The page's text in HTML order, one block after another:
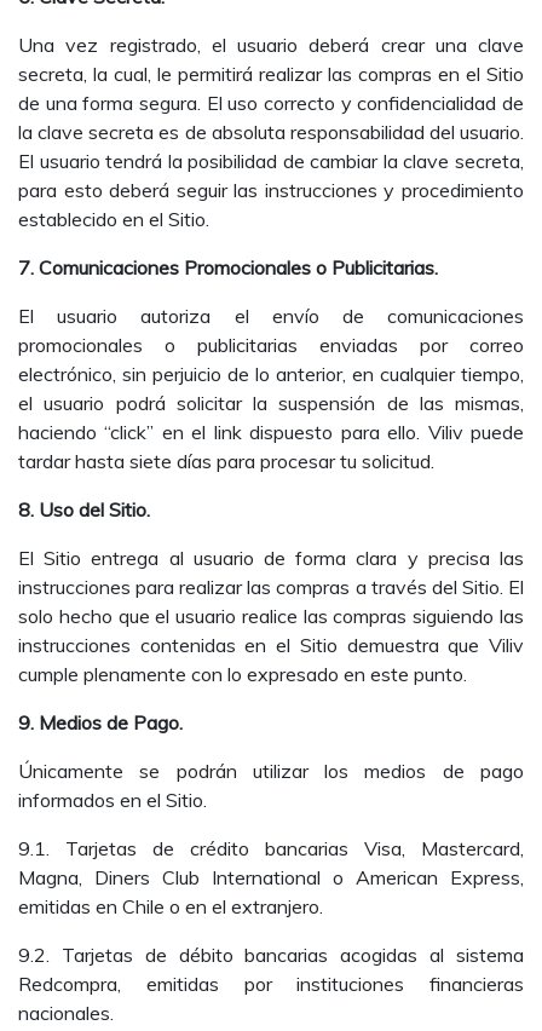
Una vez registrado, el usuario deberá crear una clave
secreta, la cual, le permitirá realizar las compras en el Sitio
de una forma segura. El uso correcto y confidencialidad de
la clave secreta es de absoluta responsabilidad del usuario.
El usuario tendrá la posibilidad de cambiar la clave secreta,
para esto deberá seguir las instrucciones y procedimiento
establecido en el Sitio.
7. Comunicaciones Promocionales o Publicitarias.
El usuario autoriza el envío de comunicaciones
promocionales o publicitarias enviadas por correo
electrónico, sin perjuicio de lo anterior, en cualquier tiempo,
el usuario podrá solicitar la suspensión de las mismas,
haciendo “click” en el link dispuesto para ello. Viliv puede
tardar hasta siete días para procesar tu solicitud.
8. Uso del Sitio.
El Sitio entrega al usuario de forma clara y precisa las
instrucciones para realizar las compras a través del Sitio. El
solo hecho que el usuario realice las compras siguiendo las
instrucciones contenidas en el Sitio demuestra que Viliv
cumple plenamente con lo expresado en este punto.
9. Medios de Pago.
Únicamente se podrán utilizar los medios de pago
informados en el Sitio.
9.1. Tarjetas de crédito bancarias Visa, Mastercard,
Magna, Diners Club International o American Express,
emitidas en Chile o en el extranjero.
9.2. Tarjetas de débito bancarias acogidas al sistema
Redcompra, emitidas por instituciones financieras
nacionales.